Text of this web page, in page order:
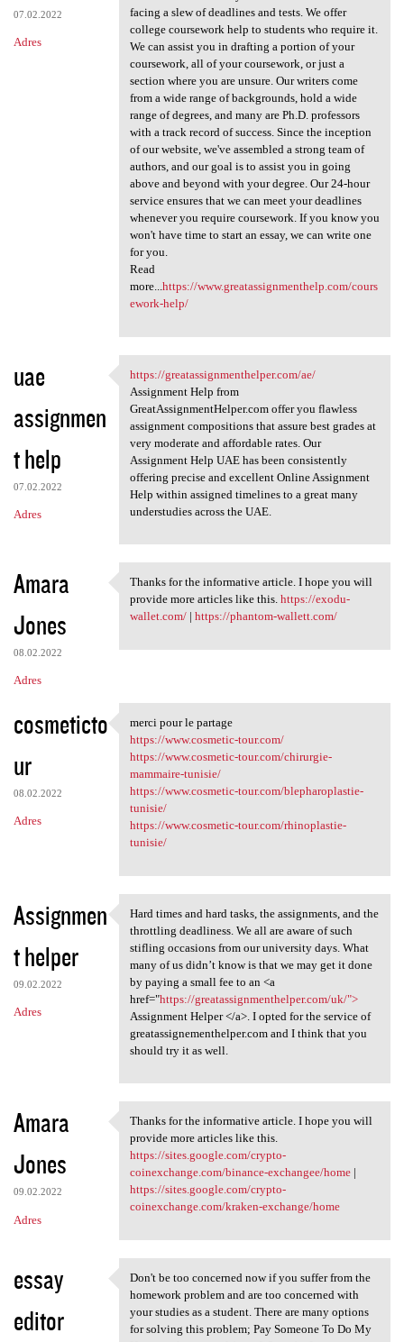
07.02.2022
Adres
facing a slew of deadlines and tests. We offer
college coursework help to students who require it.
We can assist you in drafting a portion of your
coursework, all of your coursework, or just a
section where you are unsure. Our writers come
from a wide range of backgrounds, hold a wide
range of degrees, and many are Ph.D. professors
with a track record of success. Since the inception
of our website, we've assembled a strong team of
authors, and our goal is to assist you in going
above and beyond with your degree. Our 24-hour
service ensures that we can meet your deadlines
whenever you require coursework. If you know you
won't have time to start an essay, we can write one
for you.
Read
more...https://www.greatassignmenthelp.com/cours
ework-help/
uae
assignmen
t help
07.02.2022
Adres
https://greatassignmenthelper
https://greatassignmenthelper.com/ae/
Assignment Help from
GreatAssignmentHelper.com offer you flawless
assignment compositions that assure best grades at
very moderate and affordable rates. Our
Assignment Help UAE has been consistently
offering precise and excellent Online Assignment
Help within assigned timelines to a great many
understudies across the UAE.
Amara
Jones
08.02.2022
Adres
Thanks for the informative
Thanks for the informative article. I hope you will
provide more articles like this. https://exodu-
wallet.com/| https://phantom-wallett.com/
cosmeticto
ur
08.02.2022
Adres
merci pour le partage
merci pour le partage
https://www.cosmetic-tour.com/
https://www.cosmetic-tour.com/chirurgie-
mammaire-tunisie/
https://www.cosmetic-tour.com/blepharoplastie-
tunisie/
https://www.cosmetic-tour.com/rhinoplastie-
tunisie/
Assignmen
t helper
09.02.2022
Adres
Hard times and hard tasks,
Hard times and hard tasks, the assignments, and the
throttling deadliness. We all are aware of such
stifling occasions from our university days. What
many of us didn’t know is that we may get it done
by paying a small fee to an <a
href="https://greatassignmenthelper.com/uk/">
Assignment Helper </a>. I opted for the service of
greatassignementhelper.com and I think that you
should try it as well.
Amara
Jones
09.02.2022
Adres
Thanks for the informative
Thanks for the informative article. I hope you will
provide more articles like this.
https://sites.google.com/crypto-
coinexchange.com/binance-exchangee/home|
https://sites.google.com/crypto-
coinexchange.com/kraken-exchange/home
essay
editor
Don't be too concerned now if
Don't be too concerned now if you suffer from the
homework problem and are too concerned with
your studies as a student. There are many options
for solving this problem; Pay Someone To Do My